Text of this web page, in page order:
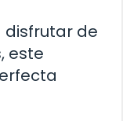
disfrutar de
este